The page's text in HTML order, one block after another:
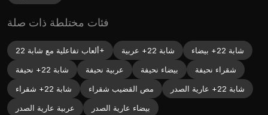
فئات مختلطة ذات صلة
ألعاب تفاعلية مع شابة 22+ شابة 22+ عربية
شابة 22+ بيضاء
شابة 22+ نحيفة
عربية نحيفة بيضاء نحيفة
شقراء نحيفة
شابة 22+ شقراء
مص القضيب شقراء
شابة 22+ عارية الصدر
عربية عارية الصدر
بيضاء عارية الصدر